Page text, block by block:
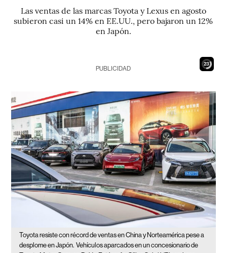
Las ventas de las marcas Toyota y Lexus en agosto
subieron casi un 14% en EE.UU., pero bajaron un 12%
en Japón.
22
PUBLICIDAD
Toyota resiste con récord de ventas en China y Norteamérica pese a
desplome en Japón. Vehículos aparcados en un concesionario de